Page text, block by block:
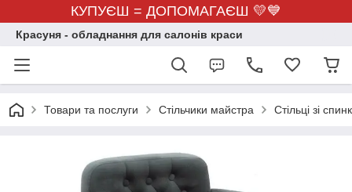
КУПУЄШ = ДОПОМАГАЄШ 💛💙
Красуня - обладнання для салонів краси
Товари та послуги Стільчики майстра Стільці зі